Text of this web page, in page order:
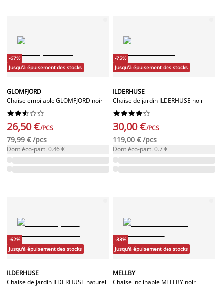
-67%
Jusqu'à épuisement des stocks
GLOMFJORD
Chaise empilable GLOMFJORD noir






26,50 €/PCS
79,99 € /pcs
Dont éco-part. 0.46 €
-75%
Jusqu'à épuisement des stocks
ILDERHUSE
Chaise de jardin ILDERHUSE noir






30,00 €/PCS
119,00 € /pcs
Dont éco-part. 0.7 €
-62%
Jusqu'à épuisement des stocks
ILDERHUSE
Chaise de jardin ILDERHUSE naturel
-33%
Jusqu'à épuisement des stocks
MELLBY
Chaise inclinable MELLBY noir